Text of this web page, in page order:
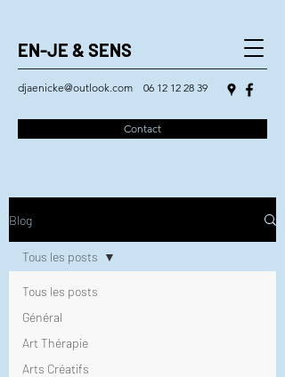
EN-JE & SENS
djaenicke@outlook.com 06 12 12 28 39
Contact
Blog
Tous les posts
Général
Art Thérapie
Arts Créatifs
Tous les posts